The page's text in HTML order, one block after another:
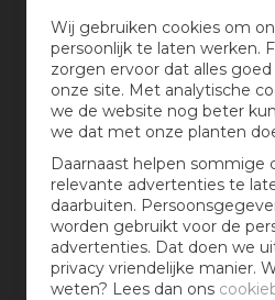
Wij gebruiken cookies om
persoonlijk te laten werken.
zorgen ervoor dat alles
onze site. Met analytische
we de website nog beter
we dat met onze planten
Daarnaast helpen sommige
relevante advertenties te
daarbuiten.
worden gebruikt voor de
advertenties. Dat doen we
privacy vriendelijke manier.
weten? Lees dan ons
Deel jouw ervaringen
maandelijks kans op een
Beoordeling:*
Jouw mening over dit product: